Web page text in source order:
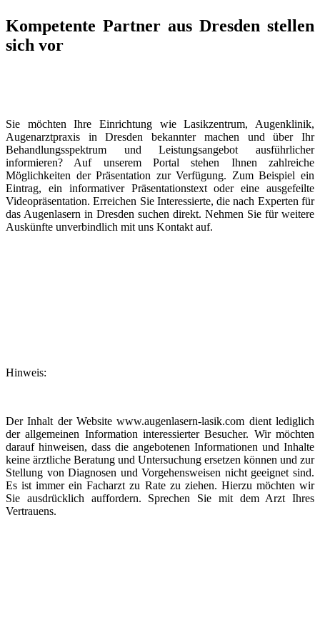
Kompetente Partner aus Dresden stellen
sich vor
Sie möchten Ihre Einrichtung wie Lasikzentrum, Augenklinik,
Augenarztpraxis in Dresden bekannter machen und über Ihr
Behandlungsspektrum und Leistungsangebot ausführlicher
informieren? Auf unserem Portal stehen Ihnen zahlreiche
Möglichkeiten der Präsentation zur Verfügung. Zum Beispiel ein
Eintrag, ein informativer Präsentationstext oder eine ausgefeilte
Videopräsentation. Erreichen Sie Interessierte, die nach Experten für
das Augenlasern in Dresden suchen direkt. Nehmen Sie für weitere
Auskünfte unverbindlich mit uns Kontakt auf.
Hinweis:
Der Inhalt der Website www.augenlasern-lasik.com dient lediglich
der allgemeinen Information interessierter Besucher. Wir möchten
darauf hinweisen, dass die angebotenen Informationen und Inhalte
keine ärztliche Beratung und Untersuchung ersetzen können und zur
Stellung von Diagnosen und Vorgehensweisen nicht geeignet sind.
Es ist immer ein Facharzt zu Rate zu ziehen. Hierzu möchten wir
Sie ausdrücklich auffordern. Sprechen Sie mit dem Arzt Ihres
Vertrauens.